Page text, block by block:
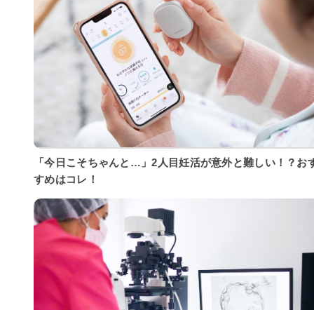
「今日こそちゃんと…」2人目妊活が意外と難しい！？お
すめはコレ！